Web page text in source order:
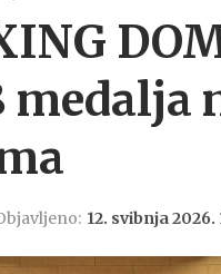
12. svibnja 2026.